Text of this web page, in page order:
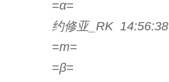
=α=
约修亚_RK 14:56:38
=m=
=β=